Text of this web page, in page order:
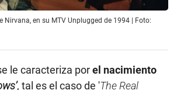
Nirvana, en su MTV Unplugged de 1994 | Foto:
le caracteriza porel nacimiento
, tal es el caso de 'The Real